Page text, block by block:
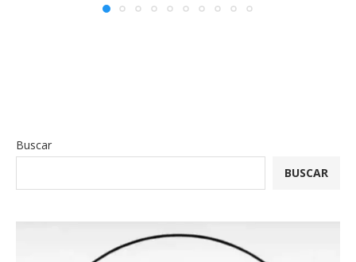
Buscar
BUSCAR